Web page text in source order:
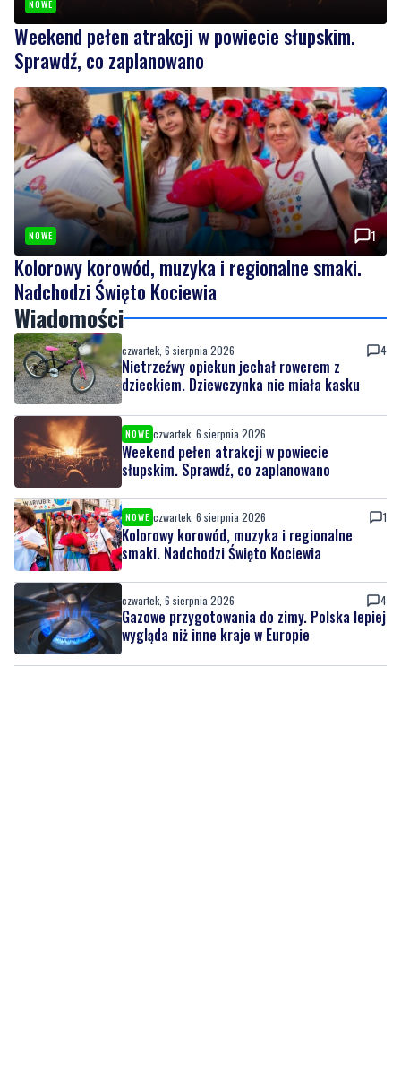
NOWE
Weekend pełen atrakcji w powiecie słupskim.
Sprawdź, co zaplanowano
NOWE 1
Kolorowy korowód, muzyka i regionalne smaki.
Nadchodzi Święto Kociewia
Wiadomości
czwartek, 6 sierpnia 2026 4
Nietrzeźwy opiekun jechał rowerem z
dzieckiem. Dziewczynka nie miała kasku
NOWE czwartek, 6 sierpnia 2026
Weekend pełen atrakcji w powiecie
słupskim. Sprawdź, co zaplanowano
NOWE czwartek, 6 sierpnia 2026 1
Kolorowy korowód, muzyka i regionalne
smaki. Nadchodzi Święto Kociewia
czwartek, 6 sierpnia 2026 4
Gazowe przygotowania do zimy. Polska lepiej
wygląda niż inne kraje w Europie